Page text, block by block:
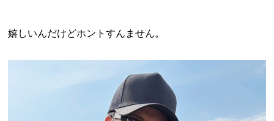
嬉しいんだけどホントすんません。